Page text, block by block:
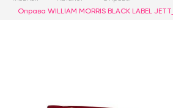
Оправа WILLIAM MORRIS BLACK LABEL